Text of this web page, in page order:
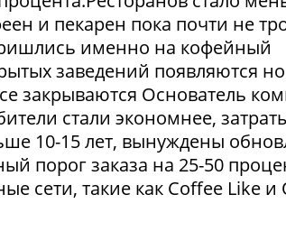
и пекарен пока почти не
именно на кофейный
заведений появляются
закрываются Основатель
стали экономнее,
10-15 лет, вынуждены
порог заказа на 25-50
сети, такие как Coffee Like и